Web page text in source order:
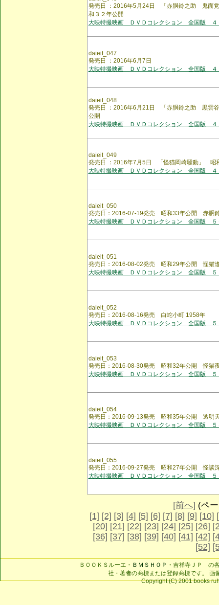
発売日 ：2016年5月24日 「赤胴鈴之助 鬼面
和３２年公開
大映特撮映画 ＤＶＤコレクション 全国版 ４
daieit_047
発売日 ：2016年6月7日
大映特撮映画 ＤＶＤコレクション 全国版 ４
daieit_048
発売日 ：2016年6月21日 「赤胴鈴之助 黒雲
公開
大映特撮映画 ＤＶＤコレクション 全国版 ４
daieit_049
発売日 ：2016年7月5日 「怪猫岡崎騒動」
大映特撮映画 ＤＶＤコレクション 全国版 ４
daieit_050
発売日：2016-07-19発売 昭和33年公開 赤胴
大映特撮映画 ＤＶＤコレクション 全国版 ５
daieit_051
発売日：2016-08-02発売 昭和29年公開 怪猫
大映特撮映画 ＤＶＤコレクション 全国版 ５
daieit_052
発売日：2016-08-16発売 白蛇小町 1958年
大映特撮映画 ＤＶＤコレクション 全国版 ５
daieit_053
発売日：2016-08-30発売 昭和32年公開 怪猫
大映特撮映画 ＤＶＤコレクション 全国版 ５
daieit_054
発売日：2016-09-13発売 昭和35年公開 透明
大映特撮映画 ＤＶＤコレクション 全国版 ５
daieit_055
発売日：2016-09-27発売 昭和27年公開 怪談
大映特撮映画 ＤＶＤコレクション 全国版 ５
[前へ] (ペ
[1] [2] [3] [4] [5] [6] [7] [8] [9] [10]
[20] [21] [22] [23] [24] [25] [26]
[36] [37] [38] [39] [40] [41] [42]
[52]
ＢＯＯＫＳルーエ・ ＢＭＳＨＯＰ ・吉祥寺ＪＰ の
社・著者の商標または登録商標です。 画
Copyright (C) 2001 books